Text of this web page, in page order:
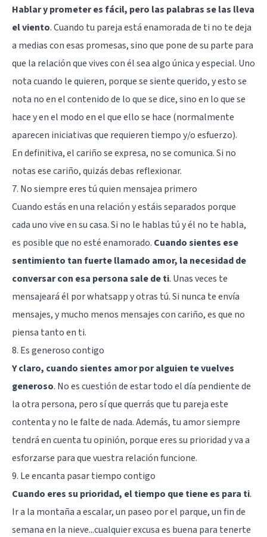
Hablar y prometer es fácil, pero las palabras se las lleva
el viento. Cuando tu pareja está enamorada de ti no te deja
a medias con esas promesas, sino que pone de su parte para
que la relación que vives con él sea algo única y especial. Uno
nota cuando le quieren, porque se siente querido, y esto se
nota no en el contenido de lo que se dice, sino en lo que se
hace y en el modo en el que ello se hace (normalmente
aparecen iniciativas que requieren tiempo y/o esfuerzo).
En definitiva, el cariño se expresa, no se comunica. Si no
notas ese cariño, quizás debas reflexionar.
7. No siempre eres tú quien mensajea primero
Cuando estás en una relación y estáis separados porque
cada uno vive en su casa. Si no le hablas tú y él no te habla,
es posible que no esté enamorado. Cuando sientes ese
sentimiento tan fuerte llamado amor, la necesidad de
conversar con esa persona sale de ti. Unas veces te
mensajeará él por whatsapp y otras tú. Si nunca te envía
mensajes, y mucho menos mensajes con cariño, es que no
piensa tanto en ti.
8. Es generoso contigo
Y claro, cuando sientes amor por alguien te vuelves
generoso. No es cuestión de estar todo el día pendiente de
la otra persona, pero sí que querrás que tu pareja este
contenta y no le falte de nada. Además, tu amor siempre
tendrá en cuenta tu opinión, porque eres su prioridad y va a
esforzarse para que vuestra relación funcione.
9. Le encanta pasar tiempo contigo
Cuando eres su prioridad, el tiempo que tiene es para ti.
Ir a la montaña a escalar, un paseo por el parque, un fin de
semana en la nieve...cualquier excusa es buena para tenerte